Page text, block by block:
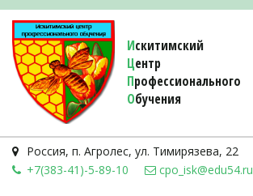
Искитимский
Центр
Профессионального
Обучения
Россия, п. Агролес, ул. Тимирязева, 22
+7(383-41)-5-89-10
cpo_isk@edu54.ru